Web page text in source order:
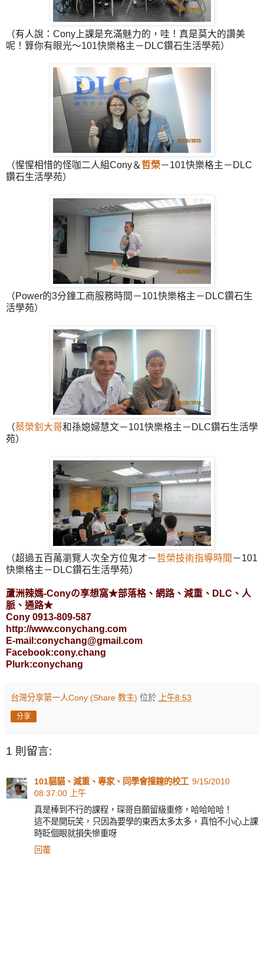
（有人說：Cony上課是充滿魅力的，哇！真是莫大的讚美
呢！算你有眼光～101快樂格主－DLC鑽石生活學苑）
（惺惺相惜的怪咖二人組Cony＆哲榮－101快樂格主－DLC
鑽石生活學苑）
（Power的3分鐘工商服務時間－101快樂格主－DLC鑽石生
活學苑）
（蔡榮釗大哥和孫媳婦慧文－101快樂格主－DLC鑽石生活學
苑）
（超過五百萬瀏覽人次全方位鬼才－哲榮技術指導時間 －101
快樂格主－DLC鑽石生活學苑）
蘆洲辣媽-Conyの享想窩★部落格、網路、減重、DLC、人
脈、通路★
Cony 0913-809-587
http://www.conychang.com
E-mail:conychang@gmail.com
Facebook:cony.chang
Plurk:conychang
台灣分享第一人Cony (Share 教主) 位於 上午8:53
分享
1 則留言:
101貓貓、減重、專家、同學會撞鐘的校工 9/15/2010
08:37:00 上午
真是棒到不行的課程，琛哥自願留級重修，哈哈哈哈！
這不是開玩笑，只因為要學的東西太多太多，真怕不小心上課
時眨個眼就損失慘重呀
回覆